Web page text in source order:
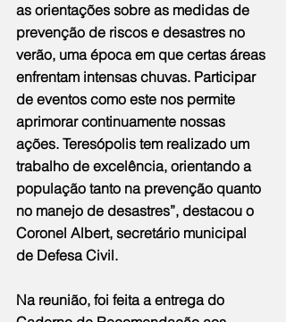
as orientações sobre as medidas de
prevenção de riscos e desastres no
verão, uma época em que certas áreas
enfrentam intensas chuvas. Participar
de eventos como este nos permite
aprimorar continuamente nossas
ações. Teresópolis tem realizado um
trabalho de excelência, orientando a
população tanto na prevenção quanto
no manejo de desastres”, destacou o
Coronel Albert, secretário municipal
de Defesa Civil.
Na reunião, foi feita a entrega do